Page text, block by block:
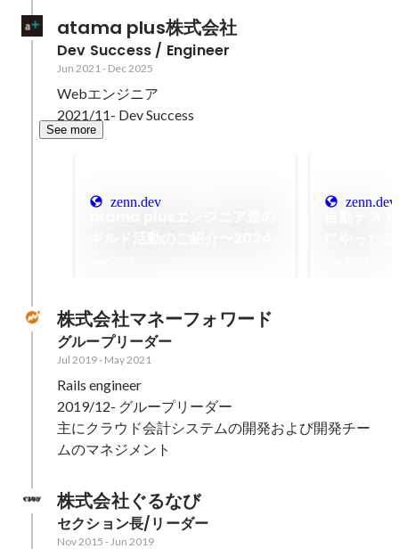
atama plus株式会社
Dev Success / Engineer
Jun 2021- Dec 2025
Webエンジニア
2021/11- Dev Success
See more
zenn.dev zenn.dev
株式会社マネーフォワード
グループリーダー
Jul 2019- May 2021
Rails engineer
2019/12- グループリーダー
主にクラウド会計システムの開発および開発チー
ムのマネジメント
株式会社ぐるなび
セクション長/リーダー
Nov 2015 -Jun 2019